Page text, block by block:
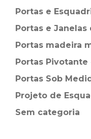
Portas e
Portas e Janelas
Portas madeira
Portas Pivotante
Portas Sob
Projeto de
Sem categoria